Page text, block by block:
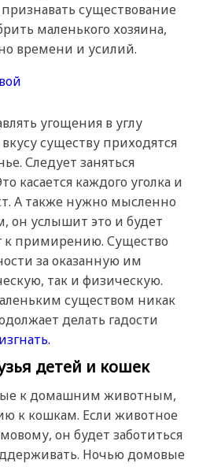
существование
маленького хозяина,
времени и усилий.
угощения в углу
существу приходятся
Следует заняться
касается каждого уголка и
А также нужно мысленно
он услышит это и будет
к примирению. Существо
за оказанную им
так и физическую.
существом никак
делать гадости
детей и кошек
к домашним животным,
к кошкам. Если животное
он будет заботиться
Ночью домовые